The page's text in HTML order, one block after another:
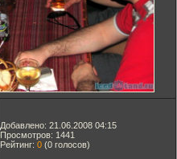
Добавлено: 21.06.2008 04:15
Просмотров: 1441
Рейтинг: 0 (0 голосов)